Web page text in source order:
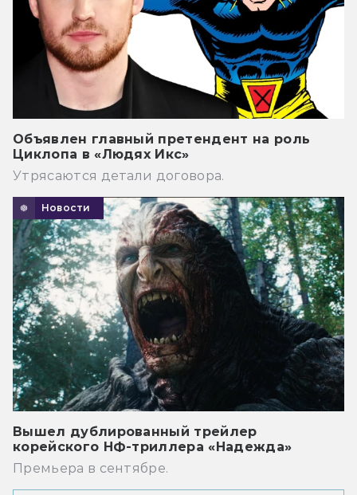
Объявлен главный претендент на роль
Циклопа в «Людях Икс»
Утрясаются детали договора.
Новости
Вышел дублированный трейлер
корейского НФ-триллера «Надежда»
Премьера в сентябре.